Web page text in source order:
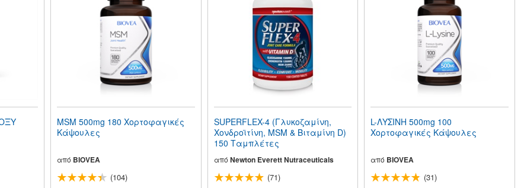
MSM 500mg 180 Χορτοφαγικές
Κάψουλες
από BIOVEA
(104)
SUPERFLEX-4 (Γλυκοζαμίνη,
Χονδροϊτίνη, MSM & Βιταμίνη D)
150 Ταμπλέτες
από Newton Everett Nutraceuticals
(71)
L-ΛΥΣΙΝΗ 500mg 100
Χορτοφαγικές Κάψουλες
από BIOVEA
(31)